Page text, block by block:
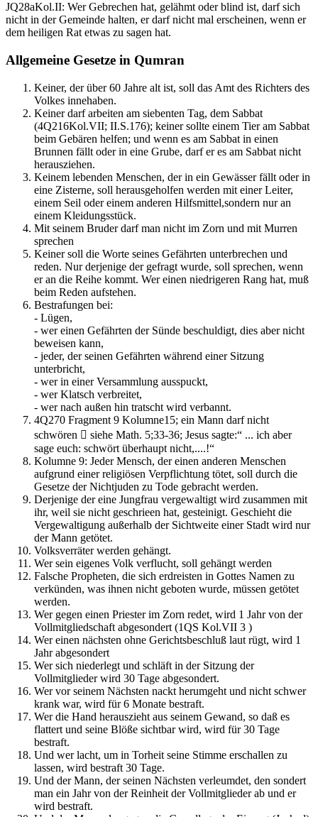
JQ28aKol.II: Wer Gebrechen hat, gelähmt oder blind ist, darf sich
nicht in der Gemeinde halten, er darf nicht mal erscheinen, wenn er
dem heiligen Rat etwas zu sagen hat.
Allgemeine Gesetze in Qumran
Keiner, der über 60 Jahre alt ist, soll das Amt des Richters des
Volkes innehaben.
Keiner darf arbeiten am siebenten Tag, dem Sabbat
(4Q216Kol.VII; II.S.176); keiner sollte einem Tier am Sabbat
beim Gebären helfen; und wenn es am Sabbat in einen
Brunnen fällt oder in eine Grube, darf er es am Sabbat nicht
herausziehen.
Keinem lebenden Menschen, der in ein Gewässer fällt oder in
eine Zisterne, soll herausgeholfen werden mit einer Leiter,
einem Seil oder einem anderen Hilfsmittel,sondern nur an
einem Kleidungsstück.
Mit seinem Bruder darf man nicht im Zorn und mit Murren
sprechen
Keiner soll die Worte seines Gefährten unterbrechen und
reden. Nur derjenige der gefragt wurde, soll sprechen, wenn
er an die Reihe kommt. Wer einen niedrigeren Rang hat, muß
beim Reden aufstehen.
Bestrafungen bei:
- Lügen,
- wer einen Gefährten der Sünde beschuldigt, dies aber nicht
beweisen kann,
- jeder, der seinen Gefährten während einer Sitzung
unterbricht,
- wer in einer Versammlung ausspuckt,
- wer Klatsch verbreitet,
- wer nach außen hin tratscht wird verbannt.
4Q270 Fragment 9 Kolumne15; ein Mann darf nicht
schwören  siehe Math. 5;33-36; Jesus sagte:“ ... ich aber
sage euch: schwört überhaupt nicht,....!“
Kolumne 9: Jeder Mensch, der einen anderen Menschen
aufgrund einer religiösen Verpflichtung tötet, soll durch die
Gesetze der Nichtjuden zu Tode gebracht werden.
Derjenige der eine Jungfrau vergewaltigt wird zusammen mit
ihr, weil sie nicht geschrieen hat, gesteinigt. Geschieht die
Vergewaltigung außerhalb der Sichtweite einer Stadt wird nur
der Mann getötet.
Volksverräter werden gehängt.
Wer sein eigenes Volk verflucht, soll gehängt werden
Falsche Propheten, die sich erdreisten in Gottes Namen zu
verkünden, was ihnen nicht geboten wurde, müssen getötet
werden.
Wer gegen einen Priester im Zorn redet, wird 1 Jahr von der
Vollmitgliedschaft abgesondert (1QS Kol.VII 3 )
Wer einen nächsten ohne Gerichtsbeschluß laut rügt, wird 1
Jahr abgesondert
Wer sich niederlegt und schläft in der Sitzung der
Vollmitglieder wird 30 Tage abgesondert.
Wer vor seinem Nächsten nackt herumgeht und nicht schwer
krank war, wird für 6 Monate bestraft.
Wer die Hand herauszieht aus seinem Gewand, so daß es
flattert und seine Blöße sichtbar wird, wird für 30 Tage
bestraft.
Und wer lacht, um in Torheit seine Stimme erschallen zu
lassen, wird bestraft 30 Tage.
Und der Mann, der seinen Nächsten verleumdet, den sondert
man ein Jahr von der Reinheit der Vollmitglieder ab und er
wird bestraft.